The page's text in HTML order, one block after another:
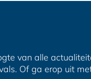
van alle
Of ga erop uit